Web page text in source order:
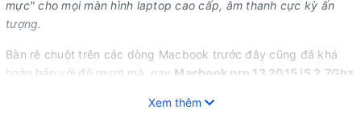
mực" cho mọi màn hình laptop cao cấp, âm thanh cực kỳ ấn
tượng.
Bàn rê chuột trên các dòng Macbook trước đây cũng đã khá
hoàn hảo với độ mượt mà, nay Macbook pro 13 2015 i5 2.7Ghz
cảm biến nằm ở 4 cạnh của bàn rê chuột, giúp người dùng dễ
Xem thêm